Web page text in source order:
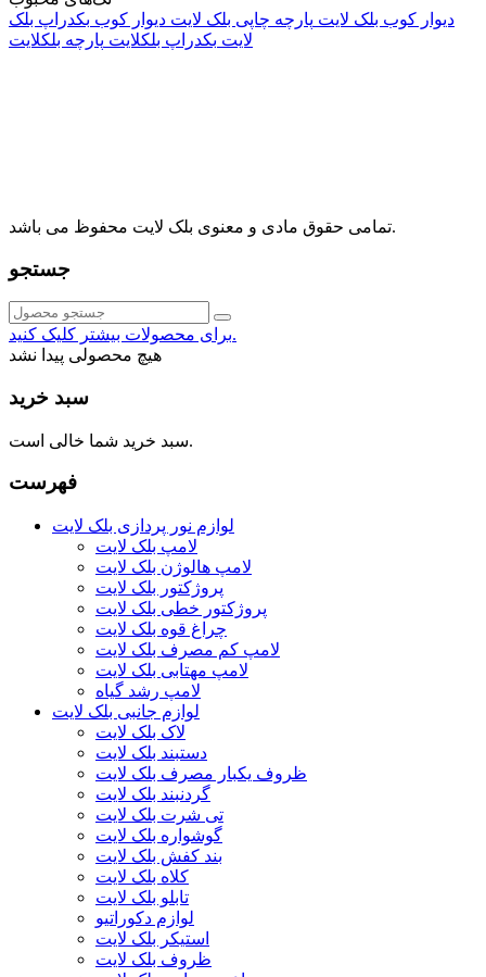
دیوار کوب بلک لایت پارچه چاپی بلک لایت دیوار کوب بکدراپ بلک
لایت بکدراپ بلکلایت پارچه بلکلایت
تمامی حقوق مادی و معنوی بلک لایت محفوظ می باشد.
جستجو
برای محصولات بیشتر کلیک کنید.
هیچ محصولی پیدا نشد
سبد خرید
سبد خرید شما خالی است.
فهرست
لوازم نور پردازی بلک لایت
لامپ بلک لایت
لامپ هالوژن بلک لایت
پروژکتور بلک لایت
پروژکتور خطی بلک لایت
چراغ قوه بلک لایت
لامپ کم مصرف بلک لایت
لامپ مهتابی بلک لایت
لامپ رشد گیاه
لوازم جانبی بلک لایت
لاک بلک لایت
دستبند بلک لایت
ظروف یکبار مصرف بلک لایت
گردنبند بلک لایت
تی شرت بلک لایت
گوشواره بلک لایت
بند کفش بلک لایت
کلاه بلک لایت
تابلو بلک لایت
لوازم دکوراتیو
استیکر بلک لایت
ظروف بلک لایت